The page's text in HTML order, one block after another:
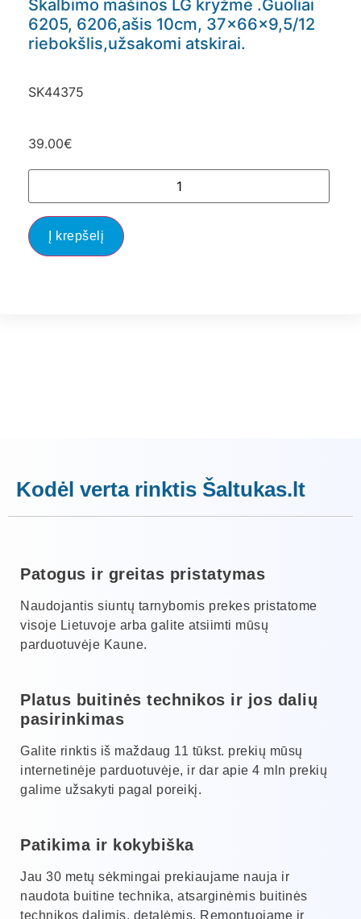
Skalbimo mašinos LG kryžmė .Guoliai
6205, 6206,ašis 10cm, 37x66x9,5/12
riebokšlis,užsakomi atskirai.
SK44375
39.00€
Į krepšelį
Kodėl verta rinktis Šaltukas.lt
Patogus ir greitas pristatymas
Naudojantis siuntų tarnybomis prekes pristatome
visoje Lietuvoje arba galite atsiimti mūsų
parduotuvėje Kaune.
Platus buitinės technikos ir jos dalių
pasirinkimas
Galite rinktis iš maždaug 11 tūkst. prekių mūsų
internetinėje parduotuvėje, ir dar apie 4 mln prekių
galime užsakyti pagal poreikį.
Patikima ir kokybiška
Jau 30 metų sėkmingai prekiaujame nauja ir
naudota buitine technika, atsarginėmis buitinės
technikos dalimis, detalėmis. Remontuojame ir